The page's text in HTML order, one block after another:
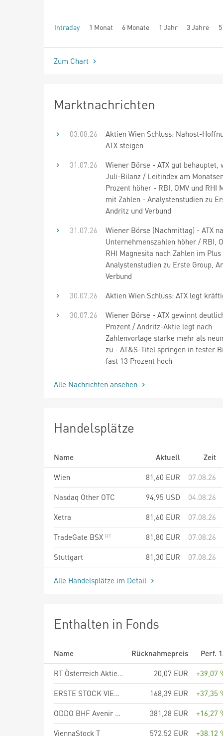
Intraday 1 Monat 6 Monate 1 Jahr 3 Jahre
seit Beginn
Zum Chart
Marktnachrichten
03.08.26
Aktien Wien Schluss: Nahost-
ATX steigen
31.07.26
Wiener Börse - ATX gut behauptet,
Juli-Bilanz / Leitindex am
Prozent höher - RBI, OMV und RHI
mit Zahlen - Analystenstudien zu
Andritz und Verbund
31.07.26
Wiener Börse (Nachmittag) - ATX
Unternehmenszahlen höher / RBI,
RHI Magnesita nach Zahlen im
Analystenstudien zu Erste Group,
Verbund
30.07.26
Aktien Wien Schluss: ATX legt
30.07.26
Wiener Börse - ATX gewinnt
Prozent / Andritz-Aktie legt nach
Zahlenvorlage starke mehr als
zu - AT&S-Titel springen in fester
fast 13 Prozent hoch
Alle Nachrichten ansehen
Handelsplätze
Name Aktuell
Zeit
Wien
81,60 EUR
07.08.26
Nasdaq Other OTC
94,95 USD
04.08.26
Xetra
81,60 EUR
07.08.26
TradeGate BSX
81,80 EUR
07.08.26
Stuttgart
81,30 EUR 07.08.26
Alle Handelsplätze im Detail
Enthalten in Fonds
Name Rücknahmepreis
Perf.
RT Österreich Aktienfonds EUR R01 (T)
20,07 EUR
+39,07
ERSTE STOCK VIENNA EUR (A)
168,39 EUR
+37,35
ODDO BHF Avenir Euro CR-EUR
381,28 EUR
+16,27
ViennaStock T
572,52 EUR +38,12